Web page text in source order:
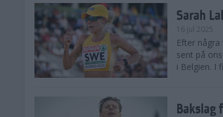
Sarah
16 jul 2025
Efter
sent på
i Belgien. I
Bakslag